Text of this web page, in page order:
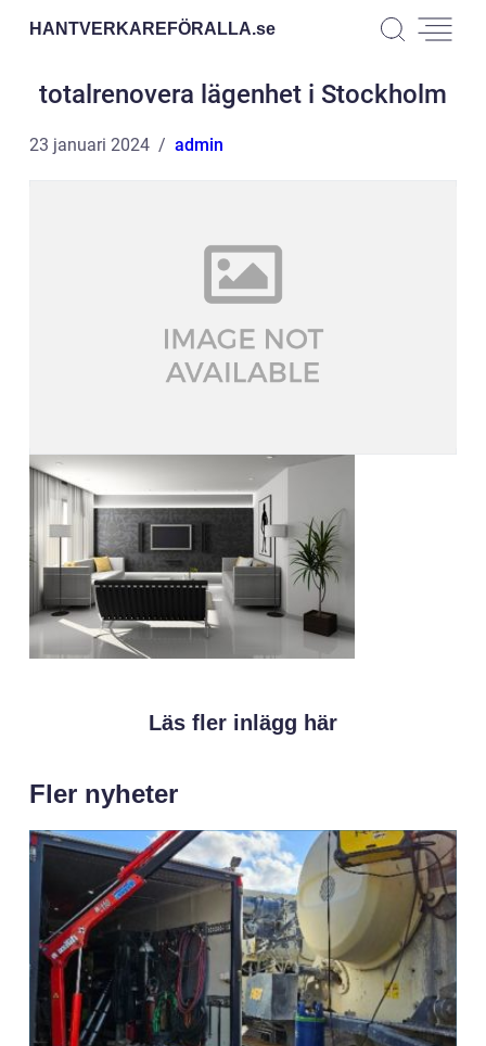
HANTVERKAREFÖRALLA.se
totalrenovera lägenhet i Stockholm
23 januari 2024 admin
Läs fler inlägg här
Fler nyheter